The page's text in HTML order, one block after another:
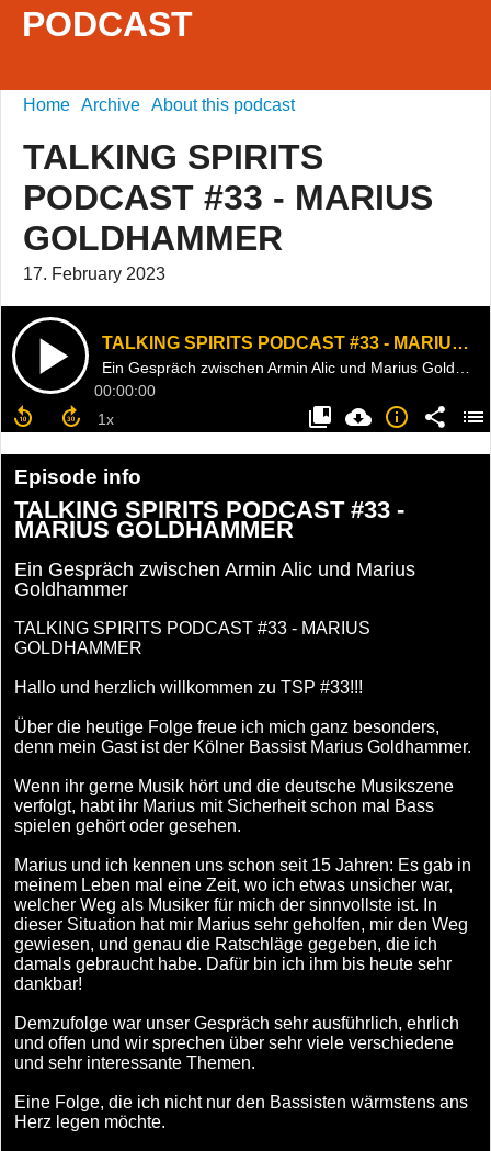
PODCAST
Home Archive About this podcast
TALKING SPIRITS
PODCAST #33 - MARIUS
GOLDHAMMER
17. February 2023
TALKING SPIRITS PODCAST #33 - MARIUS GOLDHAMMER
00:00:00
Episode info
TALKING SPIRITS PODCAST #33 -
MARIUS GOLDHAMMER
Ein Gespräch zwischen Armin Alic und Marius
Goldhammer
TALKING SPIRITS PODCAST #33 - MARIUS
GOLDHAMMER
Hallo und herzlich willkommen zu TSP #33!!!
Über die heutige Folge freue ich mich ganz besonders,
denn mein Gast ist der Kölner Bassist Marius Goldhammer.
Wenn ihr gerne Musik hört und die deutsche Musikszene
verfolgt, habt ihr Marius mit Sicherheit schon mal Bass
spielen gehört oder gesehen.
Marius und ich kennen uns schon seit 15 Jahren: Es gab in
meinem Leben mal eine Zeit, wo ich etwas unsicher war,
welcher Weg als Musiker für mich der sinnvollste ist. In
dieser Situation hat mir Marius sehr geholfen, mir den Weg
gewiesen, und genau die Ratschläge gegeben, die ich
damals gebraucht habe. Dafür bin ich ihm bis heute sehr
dankbar!
Demzufolge war unser Gespräch sehr ausführlich, ehrlich
und offen und wir sprechen über sehr viele verschiedene
und sehr interessante Themen.
Eine Folge, die ich nicht nur den Bassisten wärmstens ans
Herz legen möchte.